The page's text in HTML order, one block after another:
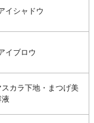
イシャドウ
イブロウ
スカラ下地・まつげ美
液